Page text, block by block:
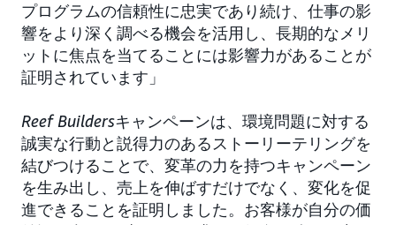
プログラムの信頼性に忠実であり続け、仕事の影
響をより深く調べる機会を活用し、長期的なメリ
ットに焦点を当てることには影響力があることが
証明されています」
Reef Buildersキャンペーンは、環境問題に対する
誠実な行動と説得力のあるストーリーテリングを
結びつけることで、変革の力を持つキャンペーン
を生み出し、売上を伸ばすだけでなく、変化を促
進できることを証明しました。お客様が自分の価